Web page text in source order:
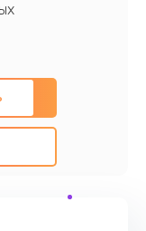
и
ремонт с
а
на